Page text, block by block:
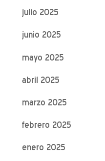
julio 2025
junio 2025
mayo 2025
abril 2025
marzo 2025
febrero 2025
enero 2025